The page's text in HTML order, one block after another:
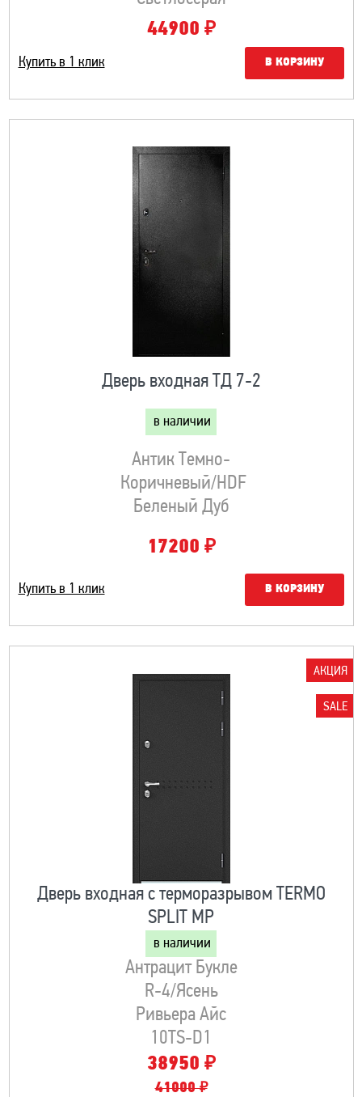
44900 ₽
Купить в 1 клик В КОРЗИНУ
Дверь входная ТД 7-2
в наличии
Антик Темно-
Коричневый/HDF
Беленый Дуб
17200 ₽
Купить в 1 клик В КОРЗИНУ
АКЦИЯ
SALE
Дверь входная с терморазрывом TERMO
SPLIT MP
в наличии
Антрацит Букле
R-4/Ясень
Ривьера Айс
10TS-D1
38950 ₽
41000 ₽